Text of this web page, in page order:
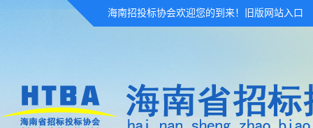
海南招投标协会欢迎您的到来！ 旧版网站入口